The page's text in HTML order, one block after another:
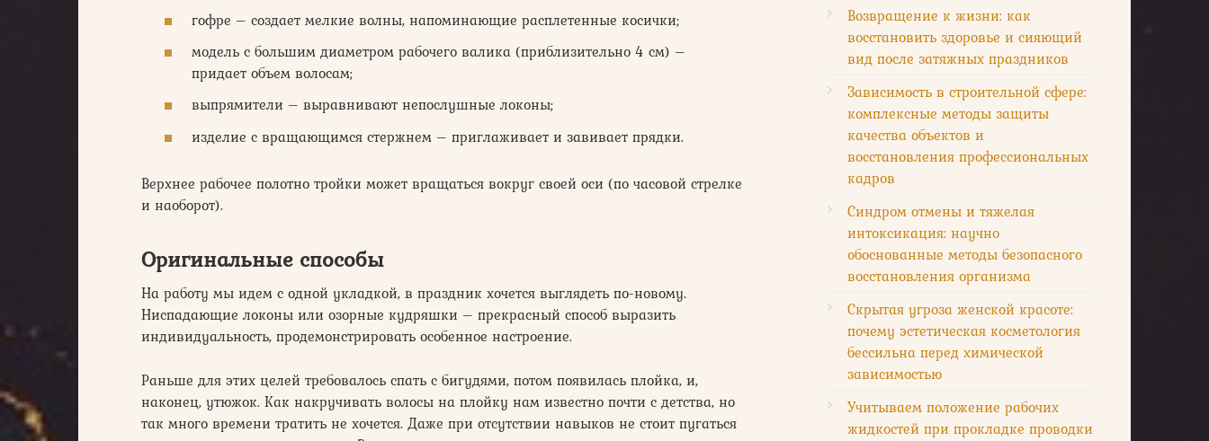
гофре – создает мелкие волны, напоминающие расплетенные косички;
модель с большим диаметром рабочего валика (приблизительно 4 см) –
придает объем волосам;
выпрямители – выравнивают непослушные локоны;
изделие с вращающимся стержнем – приглаживает и завивает прядки.
Верхнее рабочее полотно тройки может вращаться вокруг своей оси (по часовой стрелке
и наоборот).
Оригинальные способы
На работу мы идем с одной укладкой, в праздник хочется выглядеть по-новому.
Ниспадающие локоны или озорные кудряшки – прекрасный способ выразить
индивидуальность, продемонстрировать особенное настроение.
Раньше для этих целей требовалось спать с бигудями, потом появилась плойка, и,
наконец, утюжок. Как накручивать волосы на плойку нам известно почти с детства, но
так много времени тратить не хочется. Даже при отсутствии навыков не стоит пугаться
Возвращение к жизни: как
восстановить здоровье и сияющий
вид после затяжных праздников
Зависимость в строительной сфере:
комплексные методы защиты
качества объектов и
восстановления профессиональных
кадров
Синдром отмены и тяжелая
интоксикация: научно
обоснованные методы безопасного
восстановления организма
Скрытая угроза женской красоте:
почему эстетическая косметология
бессильна перед химической
зависимостью
Учитываем положение рабочих
жидкостей при прокладке проводки